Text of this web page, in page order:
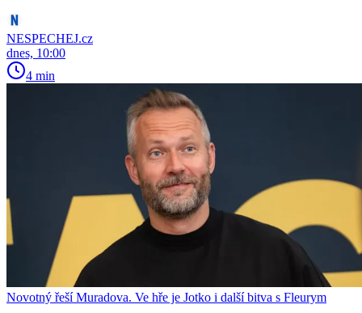
NESPECHEJ.cz
dnes, 10:00
4 min
Novotný řeší Muradova. Ve hře je Jotko i další bitva s Fleurym